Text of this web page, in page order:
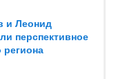
и Леонид
перспективное
региона